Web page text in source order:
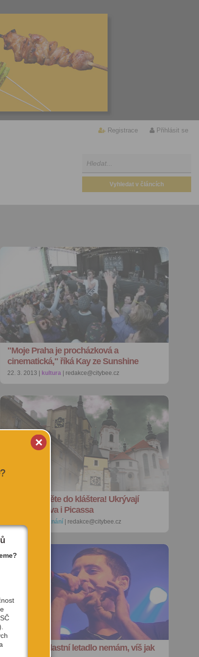
Registrace Přihlásit se
"Moje Praha je procházková a
cinematická," říká Kay ze Sunshine
22. 3. 2013 | kultura | redakce@citybee.cz
Hřešíte? Jděte do kláštera! Ukrývají
speciální piva i Picassa
poznání | redakce@citybee.cz
Example: Vlastní letadlo nemám, víš jak